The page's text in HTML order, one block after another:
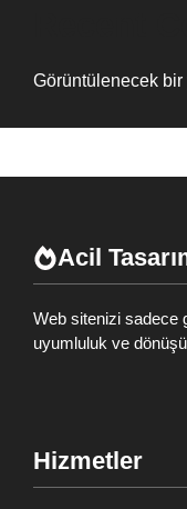
Görüntülenecek bir
Acil
Web sitenizi sadece
uyumluluk ve
Hizmetler